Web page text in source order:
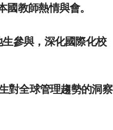
國教師熱情與會。
生參與，深化國際化校
對全球管理趨勢的洞察